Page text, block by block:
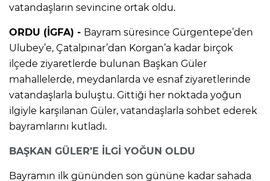
vatandaşların sevincine ortak oldu.
ORDU (İGFA) - Bayram süresince Gürgentepe’den
Ulubey’e, Çatalpınar’dan Korgan’a kadar birçok
ilçede ziyaretlerde bulunan Başkan Güler
mahallelerde, meydanlarda ve esnaf ziyaretlerinde
vatandaşlarla buluştu. Gittiği her noktada yoğun
ilgiyle karşılanan Güler, vatandaşlarla sohbet ederek
bayramlarını kutladı.
BAŞKAN GÜLER’E İLGİ YOĞUN OLDU
Bayramın ilk gününden son gününe kadar sahada